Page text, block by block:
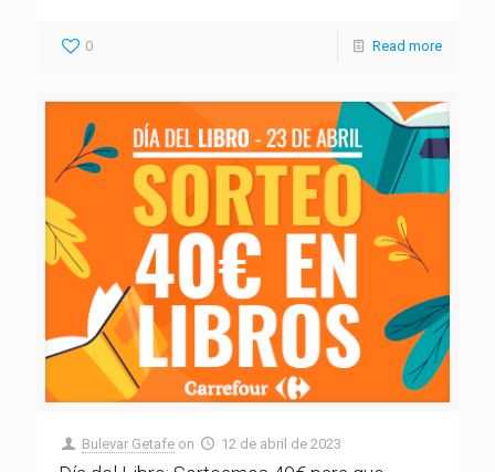
0 Read more
Bulevar Getafe on 12 de abril de 2023